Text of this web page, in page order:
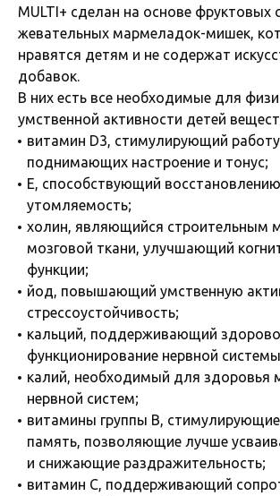
MULTI+ сделан на основе фруктовых
жевательных мармеладок-мишек,
нравятся детям и не содержат
добавок.
В них есть все необходимые для
умственной активности детей
витамин D3, стимулирующий
поднимающих настроение и тонус;
E, способствующий
утомляемость;
холин, являющийся строительным
мозговой ткани, улучшающий
функции;
йод, повышающий умственную
стрессоустойчивость;
кальций, поддерживающий
функционирование нервной
калий, необходимый для здоровья
нервной систем;
витамины группы B,
память, позволяющие лучше
и снижающие раздражительность;
витамин C, поддерживающий